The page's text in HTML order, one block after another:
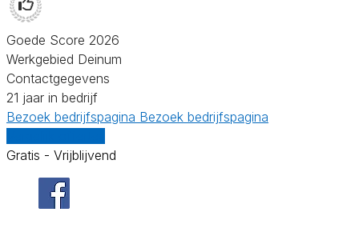
Goede Score 2026
Werkgebied Deinum
Contactgegevens
21 jaar in bedrijf
Bezoek bedrijfspagina Bezoek bedrijfspagina
Gratis - Vrijblijvend